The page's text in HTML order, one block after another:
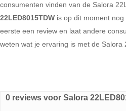
consumenten vinden van de Salora
22LED8015TDW is op dit moment
eerste een review en laat andere
weten wat je ervaring is met de Salora
0 reviews voor Salora